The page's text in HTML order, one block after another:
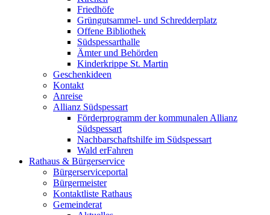
Friedhöfe
Grüngutsammel- und Schredderplatz
Offene Bibliothek
Südspessarthalle
Ämter und Behörden
Kinderkrippe St. Martin
Geschenkideen
Kontakt
Anreise
Allianz Südspessart
Förderprogramm der kommunalen Allianz
Südspessart
Nachbarschaftshilfe im Südspessart
Wald erFahren
Rathaus & Bürgerservice
Bürgerserviceportal
Bürgermeister
Kontaktliste Rathaus
Gemeinderat